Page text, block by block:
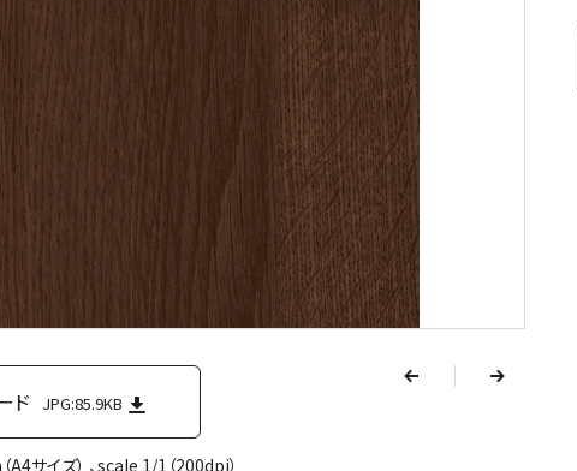
r
e
v
n
ド JPG:85.9KB
サイズ） 、scale 1/1（200dpi）
ド JPG:85.4KB
ド JPG:1.4MB